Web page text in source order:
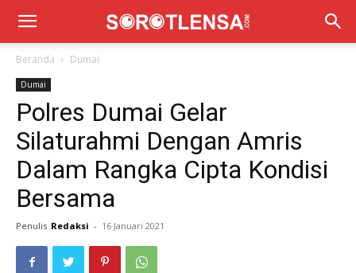
Beranda Dumai
Dumai
Polres Dumai Gelar
Silaturahmi Dengan Amris
Dalam Rangka Cipta Kondisi
Bersama
Penulis Redaksi - 16 Januari 2021